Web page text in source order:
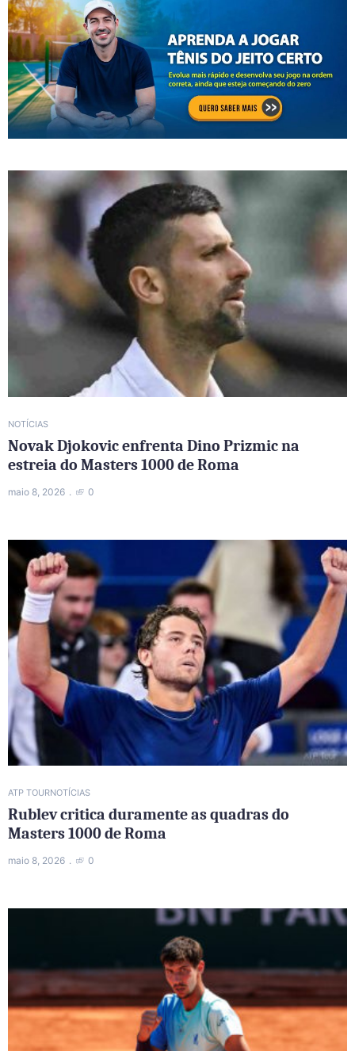
NOTÍCIAS
Novak Djokovic enfrenta Dino Prizmic na
estreia do Masters 1000 de Roma
maio 8, 2026 0
ATP TOURNOTÍCIAS
Rublev critica duramente as quadras do
Masters 1000 de Roma
maio 8, 2026 0